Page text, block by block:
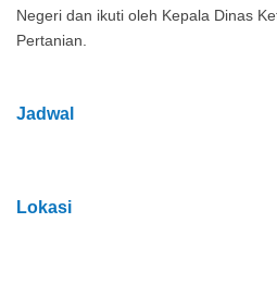
Negeri dan ikuti oleh Kepala Dinas
Pertanian.
Jadwal
Lokasi